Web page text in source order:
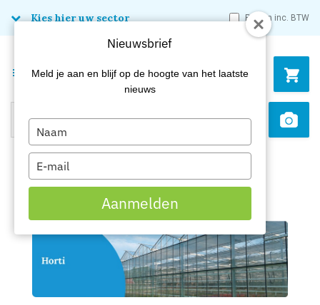
Kies hier uw sector Prijzen inc. BTW
Search
Menu
Nieuwsbrief
Meld je aan en blijf op de hoogte van het laatste
nieuws
Type
your
name
Type
your
email
Aanmelden